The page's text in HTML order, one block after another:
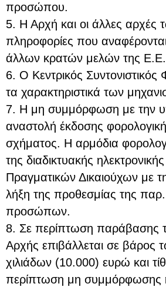
προσώπου.
5. Η Αρχή και οι άλλες αρχές
πληροφορίες που
άλλων κρατών μελών της Ε.Ε.,
6. Ο Κεντρικός
τα χαρακτηριστικά των
7. Η μη συμμόρφωση με την
αναστολή έκδοσης
σχήματος. Η αρμόδια
της διαδικτυακής
Πραγματικών Δικαιούχων με
λήξη της προθεσμίας της
προσώπων.
8. Σε περίπτωση παράβασης
Αρχής επιβάλλεται σε βάρος
χιλιάδων (10.000) ευρώ και
περίπτωση μη συμμόρφωσης